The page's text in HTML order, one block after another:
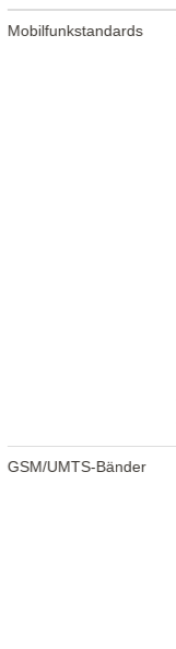
Mobilfunkstandards
GSM/UMTS-Bänder